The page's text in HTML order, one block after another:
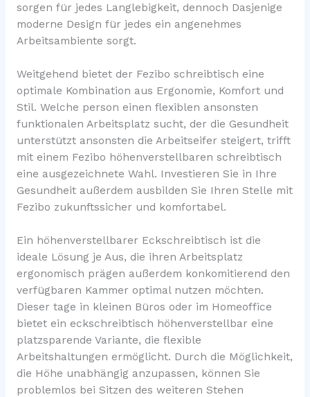
sorgen für jedes Langlebigkeit, dennoch Dasjenige
moderne Design für jedes ein angenehmes
Arbeitsambiente sorgt.
Weitgehend bietet der Fezibo schreibtisch eine
optimale Kombination aus Ergonomie, Komfort und
Stil. Welche person einen flexiblen ansonsten
funktionalen Arbeitsplatz sucht, der die Gesundheit
unterstützt ansonsten die Arbeitseifer steigert, trifft
mit einem Fezibo höhenverstellbaren schreibtisch
eine ausgezeichnete Wahl. Investieren Sie in Ihre
Gesundheit außerdem ausbilden Sie Ihren Stelle mit
Fezibo zukunftssicher und komfortabel.
Ein höhenverstellbarer Eckschreibtisch ist die
ideale Lösung je Aus, die ihren Arbeitsplatz
ergonomisch prägen außerdem konkomitierend den
verfügbaren Kammer optimal nutzen möchten.
Dieser tage in kleinen Büros oder im Homeoffice
bietet ein eckschreibtisch höhenverstellbar eine
platzsparende Variante, die flexible
Arbeitshaltungen ermöglicht. Durch die Möglichkeit,
die Höhe unabhängig anzupassen, können Sie
problemlos bei Sitzen des weiteren Stehen